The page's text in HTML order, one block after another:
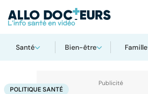
Santé Bien-être Famille
AccueilSantéSociété Santé publiquePolitique santé
POLITIQUE SANTÉ